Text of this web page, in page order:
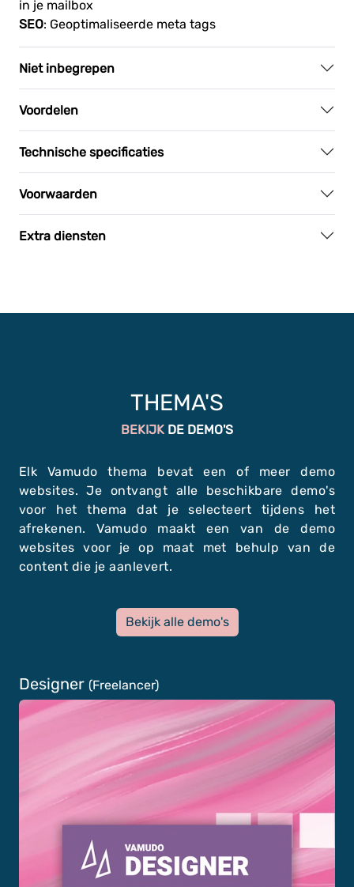
in je mailbox
SEO: Geoptimaliseerde meta tags
Niet inbegrepen
Voordelen
Technische specificaties
Voorwaarden
Extra diensten
THEMA'S
BEKIJK DE DEMO'S
Elk Vamudo thema bevat een of meer demo
websites. Je ontvangt alle beschikbare demo's
voor het thema dat je selecteert tijdens het
afrekenen. Vamudo maakt een van de demo
websites voor je op maat met behulp van de
content die je aanlevert.
Bekijk alle demo's
Designer (Freelancer)